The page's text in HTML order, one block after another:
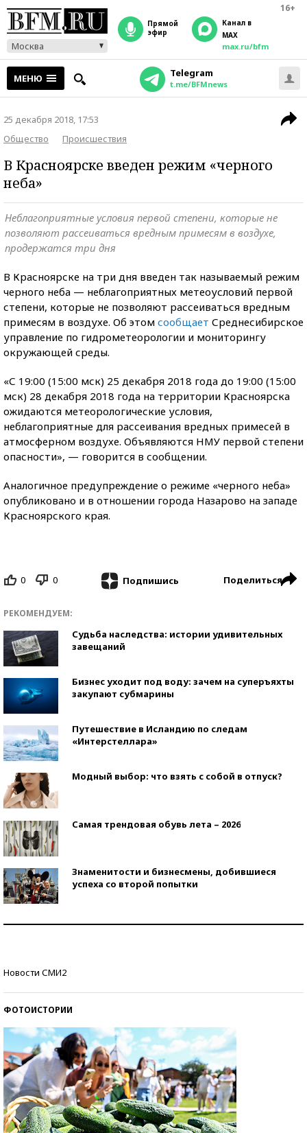
16+
Москва
прямой
эфир
Канал в
MAX
max.ru/bfm
МЕНЮ Telegram
t.me/BFMnews
25 декабря 2018, 17:53
Общество
Происшествия
В Красноярске введен режим «черного
неба»
Неблагоприятные условия первой степени, которые не
позволяют рассеиваться вредным примесям в воздухе,
продержатся три дня
В Красноярске на три дня введен так называемый режим
черного неба — неблагоприятных метеоусловий первой
степени, которые не позволяют рассеиваться вредным
примесям в воздухе. Об этом сообщает Среднесибирское
управление по гидрометеорологии и мониторингу
окружающей среды.
«С 19:00 (15:00 мск) 25 декабря 2018 года до 19:00 (15:00
мск) 28 декабря 2018 года на территории Красноярска
ожидаются метеорологические условия,
неблагоприятные для рассеивания вредных примесей в
атмосферном воздухе. Объявляются НМУ первой степени
опасности», — говорится в сообщении.
Аналогичное предупреждение о режиме «черного неба»
опубликовано и в отношении города Назарово на западе
Красноярского края.
0 0 Подпишись Поделиться
РЕКОМЕНДУЕМ:
Судьба наследства: истории удивительных
завещаний
Бизнес уходит под воду: зачем на суперъяхты
закупают субмарины
Путешествие в Исландию по следам
«Интерстеллара»
Модный выбор: что взять с собой в отпуск?
Самая трендовая обувь лета – 2026
Знаменитости и бизнесмены, добившиеся
успеха со второй попытки
Новости СМИ2
ФОТОИСТОРИИ